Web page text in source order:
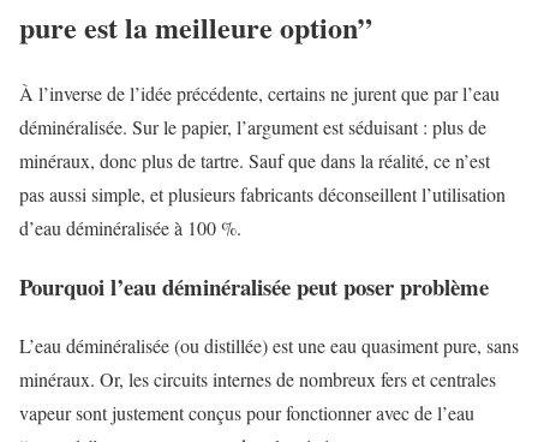
pure est la meilleure option”
À l’inverse de l’idée précédente, certains ne jurent que par l’eau
déminéralisée. Sur le papier, l’argument est séduisant : plus de
minéraux, donc plus de tartre. Sauf que dans la réalité, ce n’est
pas aussi simple, et plusieurs fabricants déconseillent l’utilisation
d’eau déminéralisée à 100 %.
Pourquoi l’eau déminéralisée peut poser problème
L’eau déminéralisée (ou distillée) est une eau quasiment pure, sans
minéraux. Or, les circuits internes de nombreux fers et centrales
vapeur sont justement conçus pour fonctionner avec de l’eau